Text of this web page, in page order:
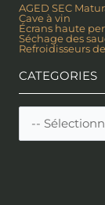
AGED SEC
Cave à vin
Écrans haute
Séchage des
Refroidisseurs
CATEGORIES